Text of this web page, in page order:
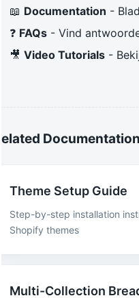
📖 Documentation -
❓ FAQs - Vind
🎥 Video Tutorials -
Related Documentation
Theme Setup Guide
Step-by-step installation
Shopify themes
Multi-Collection